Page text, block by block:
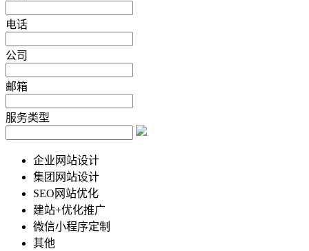
电话
公司
邮箱
服务类型
企业网站设计
集团网站设计
SEO网站优化
建站+优化推广
微信小程序定制
其他